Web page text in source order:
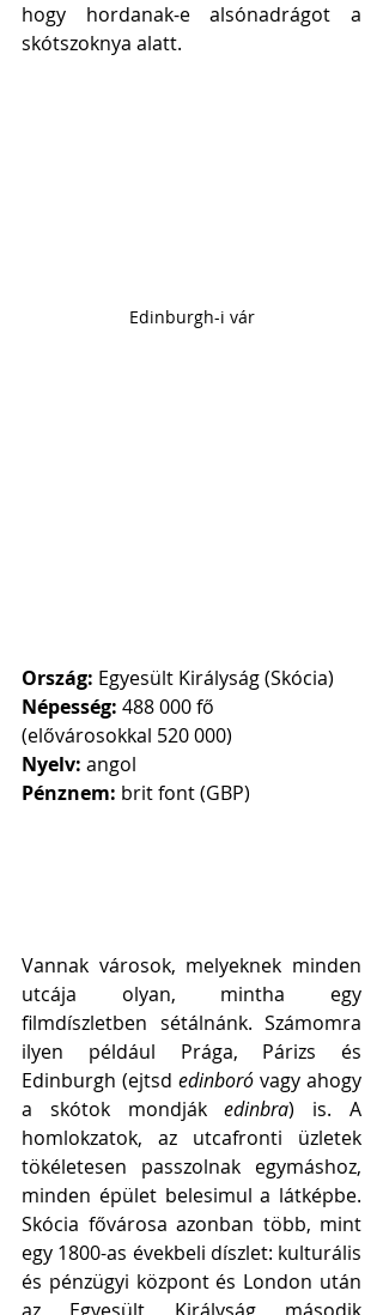
hogy hordanak-e alsónadrágot a
skótszoknya alatt.
Edinburgh-i vár
Ország: Egyesült Királyság (Skócia)
Népesség: 488 000 fő
(elővárosokkal 520 000)
Nyelv: angol
Pénznem: brit font (GBP)
Vannak városok, melyeknek minden
utcája olyan, mintha egy
filmdíszletben sétálnánk. Számomra
ilyen például Prága, Párizs és
Edinburgh (ejtsd edinboró vagy ahogy
a skótok mondják edinbra) is. A
homlokzatok, az utcafronti üzletek
tökéletesen passzolnak egymáshoz,
minden épület belesimul a látképbe.
Skócia fővárosa azonban több, mint
egy 1800-as évekbeli díszlet: kulturális
és pénzügyi központ és London után